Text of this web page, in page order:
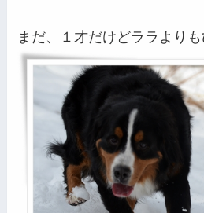
まだ、１才だけどララよりも